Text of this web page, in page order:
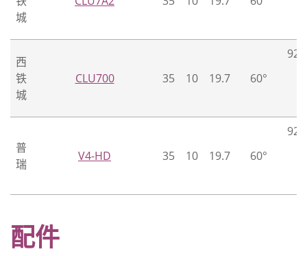
城
西
铁
城
CLU700 35 10 19.7 60°
普
瑞
V4-HD 35 10 19.7 60°
配件